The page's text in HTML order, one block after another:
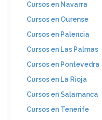
Cursos en Navarra
Cursos en Ourense
Cursos en Palencia
Cursos en Las Palmas
Cursos en Pontevedra
Cursos en La Rioja
Cursos en Salamanca
Cursos en Tenerife